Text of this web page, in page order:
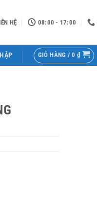
HỆ 08:00 - 17:00
GIỎ HÀNG / 0 ₫